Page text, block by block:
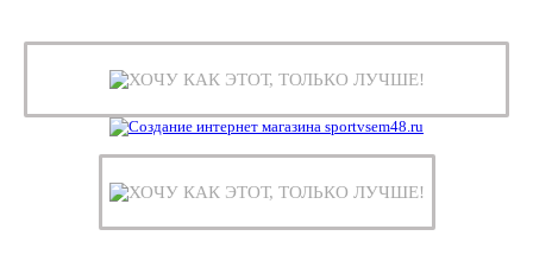
ХОЧУ КАК ЭТОТ, ТОЛЬКО ЛУЧШЕ!
ХОЧУ КАК ЭТОТ, ТОЛЬКО ЛУЧШЕ!